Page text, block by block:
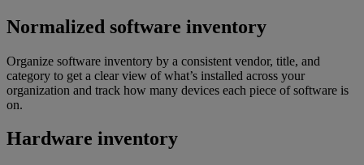
Normalized software inventory
Organize software inventory by a consistent vendor, title, and
category to get a clear view of what’s installed across your
organization and track how many devices each piece of software is
on.
Hardware inventory